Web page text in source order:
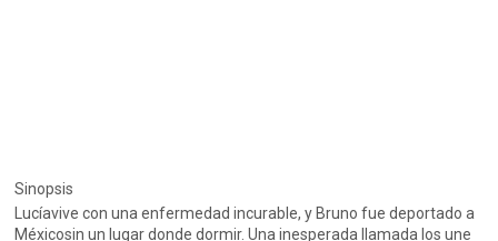
Sinopsis
Lucíavive con una enfermedad incurable, y Bruno fue deportado a
Méxicosin un lugar donde dormir. Una inesperada llamada los une